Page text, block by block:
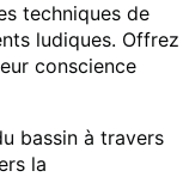
techniques de
ludiques. Offrez
conscience
bassin à travers
la